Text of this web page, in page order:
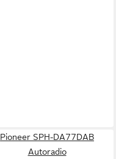
Pioneer SPH-DA77DAB
Autoradio